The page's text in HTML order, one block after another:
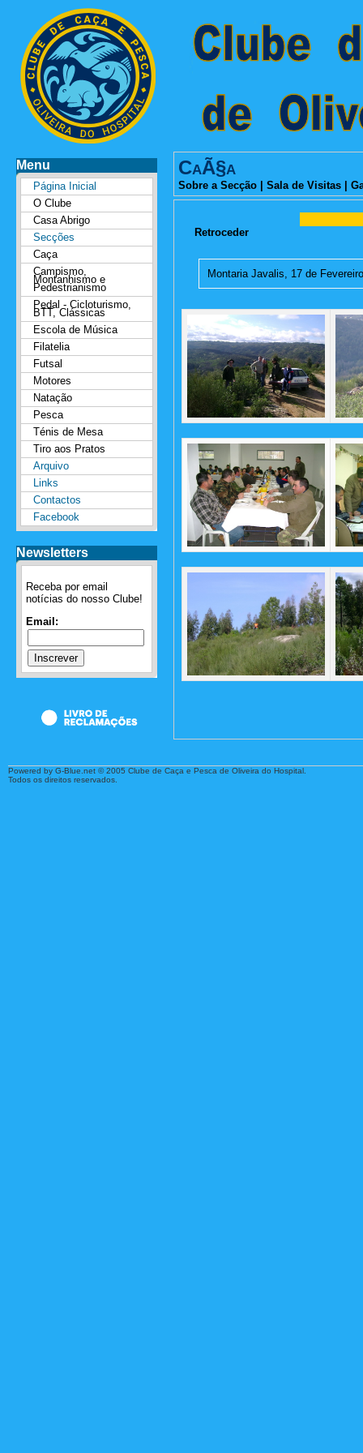
Menu
Página Inicial
O Clube
Casa Abrigo
Secções
Caça
Campismo,
Montanhismo e
Pedestrianismo
Pedal - Cicloturismo,
BTT, Clássicas
Escola de Música
Filatelia
Futsal
Motores
Natação
Pesca
Ténis de Mesa
Tiro aos Pratos
Arquivo
Links
Contactos
Facebook
Newsletters
Receba por email
notícias do nosso Clube!
Email:
CaÃ§a
Sobre a Secção Sala de Visitas
Retroceder
Montaria Javalis, 17 de
Powered by G-Blue.net © 2005 Clube de Caça e Pesca de Oliveira do Hospital.
Todos os direitos reservados.